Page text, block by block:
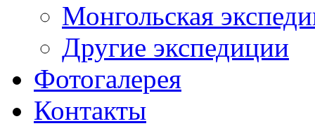
Монгольская
Другие экспедиции
Фотогалерея
Контакты